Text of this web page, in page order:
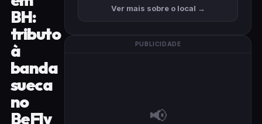
BH:
tributo
à
banda
sueca
no
BeFly
Ver mais sobre o local →
PUBLICIDADE
📢